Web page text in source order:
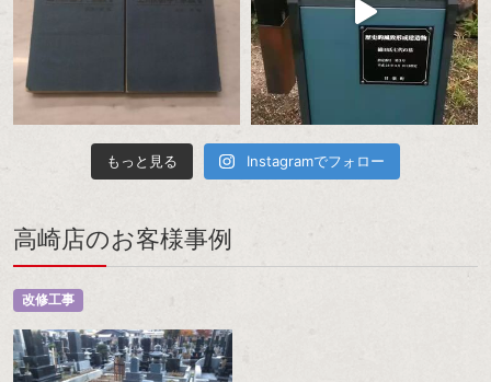
もっと見る Instagramでフォロー
高崎店のお客様事例
改修工事